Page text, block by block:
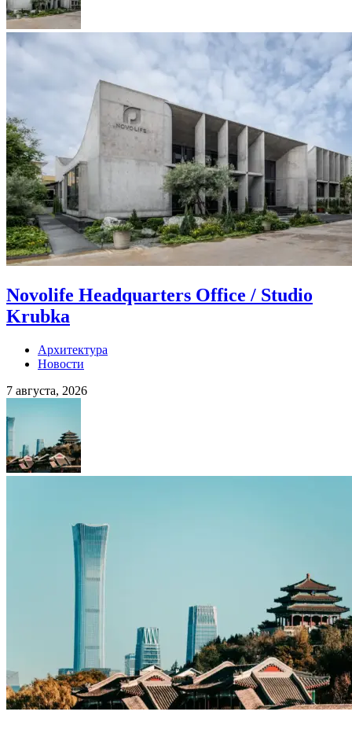
Novolife Headquarters Office / Studio
Krubka
Архитектура
Новости
7 августа, 2026